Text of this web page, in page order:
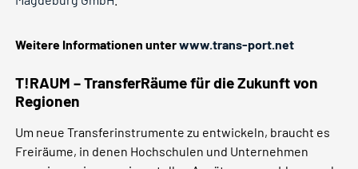
Weitere Informationen unterwww.trans-port.net
T!RAUM – TransferRäume für die Zukunft von
Regionen
Um neue Transferinstrumente zu entwickeln, braucht es
Freiräume, in denen Hochschulen und Unternehmen